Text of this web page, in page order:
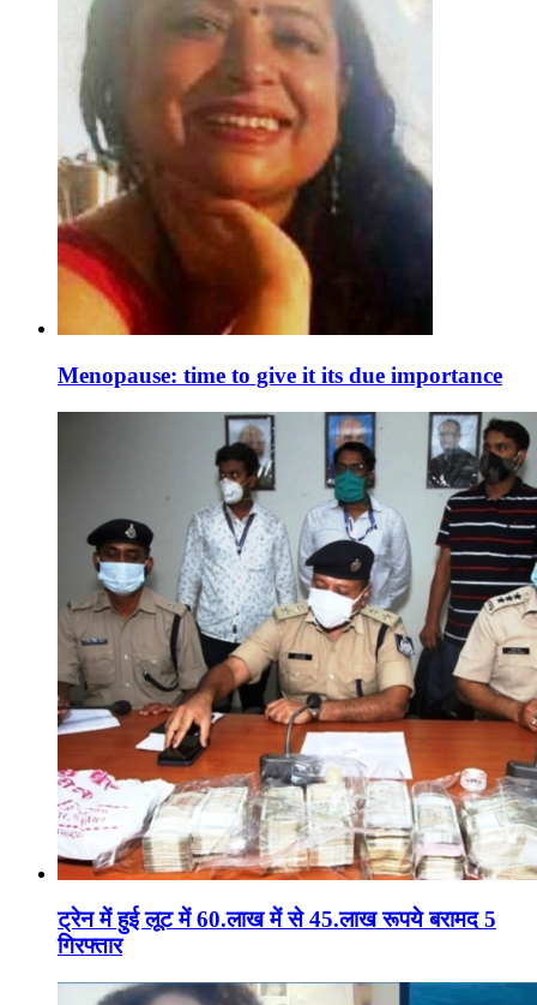
Menopause: time to give it its due importance
ट्रेन में हुई लूट में 60.लाख में से 45.लाख रूपये बरामद 5
गिरफ्तार